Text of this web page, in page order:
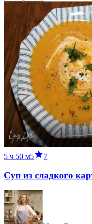
5 ч 50 м5 7
Суп из сладкого